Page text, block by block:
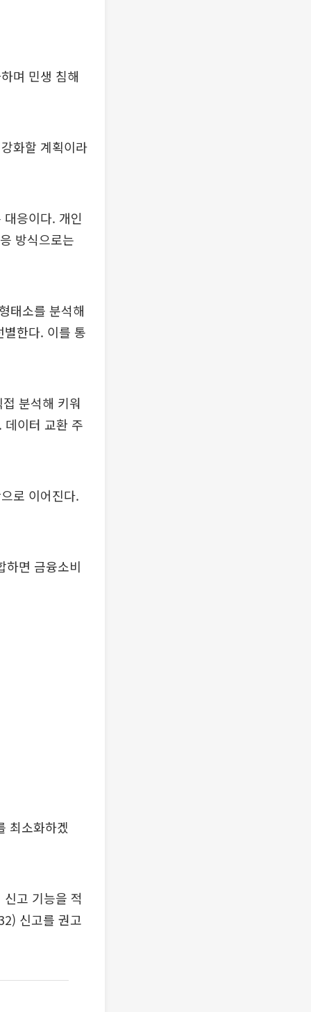
며 민생 침해
화할 계획이라
응이다. 개인
방식으로는
태소를 분석해
한다. 이를 통
분석해 키워
데이터 교환 주
로 이어진다.
하면 금융소비
최소화하겠
고 기능을 적
신고를 권고